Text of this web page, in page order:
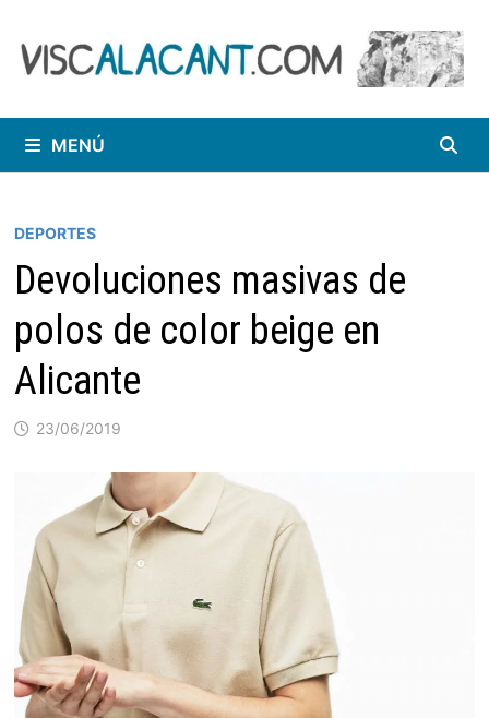
contenido
MENÚ
DEPORTES
Devoluciones masivas de
polos de color beige en
Alicante
23/06/2019